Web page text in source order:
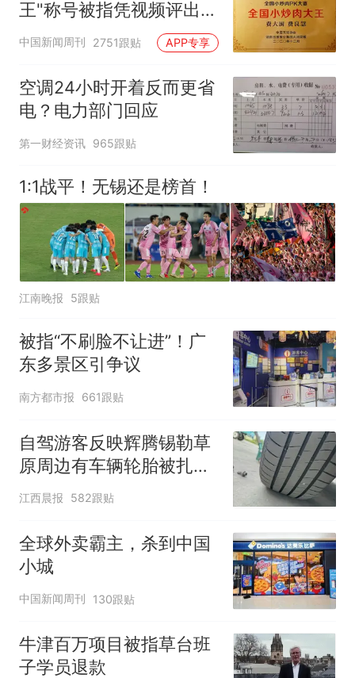
王"称号被指凭视频评出
官方回应
中国新闻周刊 2751跟贴 APP专享
空调24小时开着反而更省
电？电力部门回应
第一财经资讯 965跟贴
1:1战平！无锡还是榜首！
江南晚报 5跟贴
被指“不刷脸不让进”！广
东多景区引争议
南方都市报 661跟贴
自驾游客反映辉腾锡勒草
原周边有车辆轮胎被扎，
修理店铺换胎价格高达千
江西晨报 582跟贴
全球外卖霸主，杀到中国
小城
中国新闻周刊 130跟贴
牛津百万项目被指草台班
子学员退款